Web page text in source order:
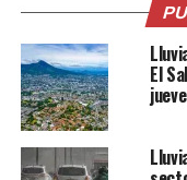
temperaturas y lluvias
puntuales en el país
29 marzo, 2026
En «Nacionales» El